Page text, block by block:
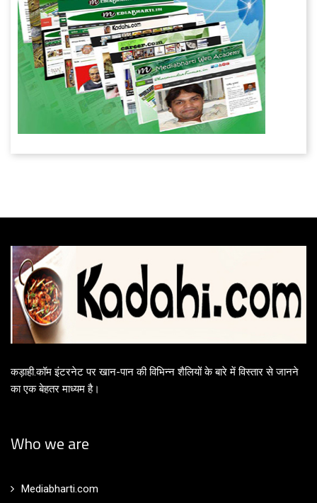
कड़ाही.कॉम इंटरनेट पर खान-पान की विभिन्न शैलियों के बारे में विस्तार से जानने
का एक बेहतर माध्यम है।
Who we are
Mediabharti.com